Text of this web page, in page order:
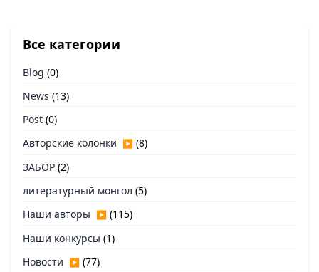
Все категории
Blog (0)
News (13)
Post (0)
Авторские колонки
▶ (8)
ЗАБОР (2)
литературный монгол (5)
Наши авторы
▶ (115)
Наши конкурсы (1)
Новости
▶ (77)